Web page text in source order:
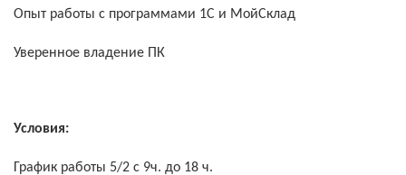
Опыт работы с программами 1С и МойСклад
Уверенное владение ПК
Условия:
График работы 5/2 с 9ч. до 18 ч.